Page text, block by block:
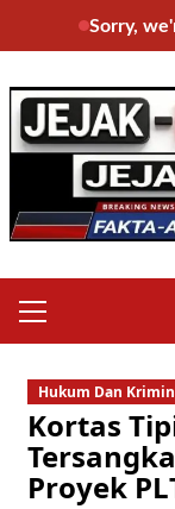
Sorry,
to
content
Menu
Hukum Dan
Kortas
Proyek